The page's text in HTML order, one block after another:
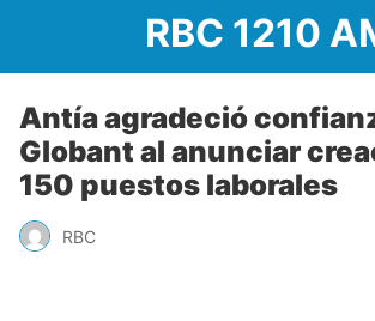
RBC 1210
Antía agradeció
Globant al anunciar
150 puestos laborales
RBC